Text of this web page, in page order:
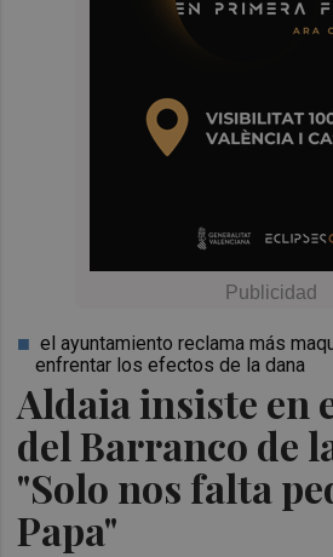
Aldaia insiste en
del Barranco de
"Solo nos falta
Papa"
el ayuntamiento reclama más
enfrentar los efectos de la dana